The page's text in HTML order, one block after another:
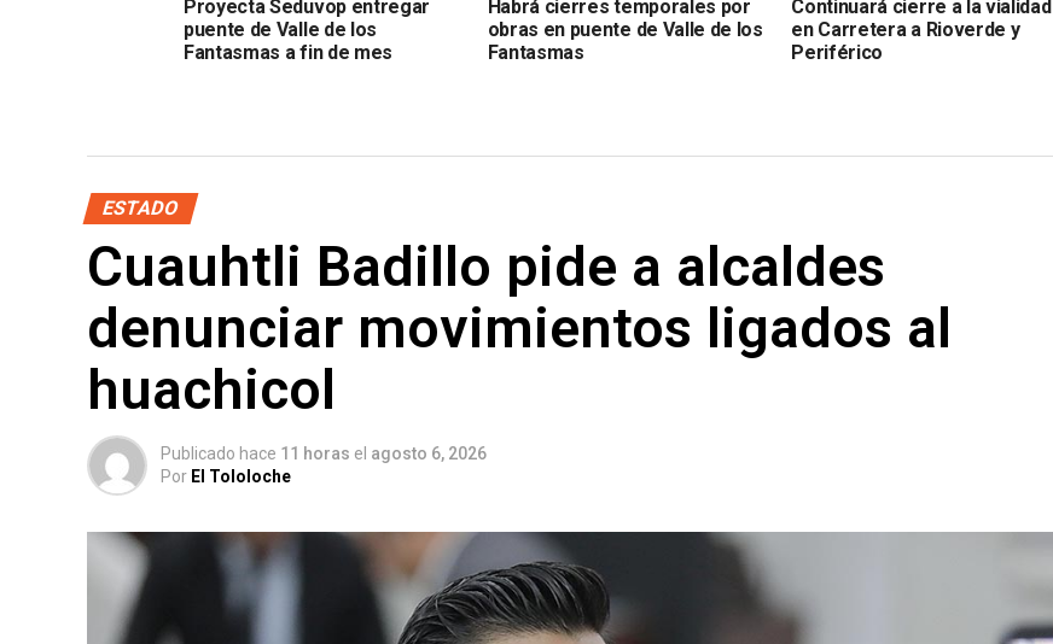
Proyecta Seduvop entregar
puente de Valle de los
Fantasmas a fin de mes
Habrá cierres temporales por
obras en puente de Valle de los
Fantasmas
Continuará cierre a la vialidad
en Carretera a Rioverde y
Periférico
ESTADO
Cuauhtli Badillo pide a alcaldes
denunciar movimientos ligados al
huachicol
Publicado hace 11 horas el agosto 6, 2026
Por El Tololoche